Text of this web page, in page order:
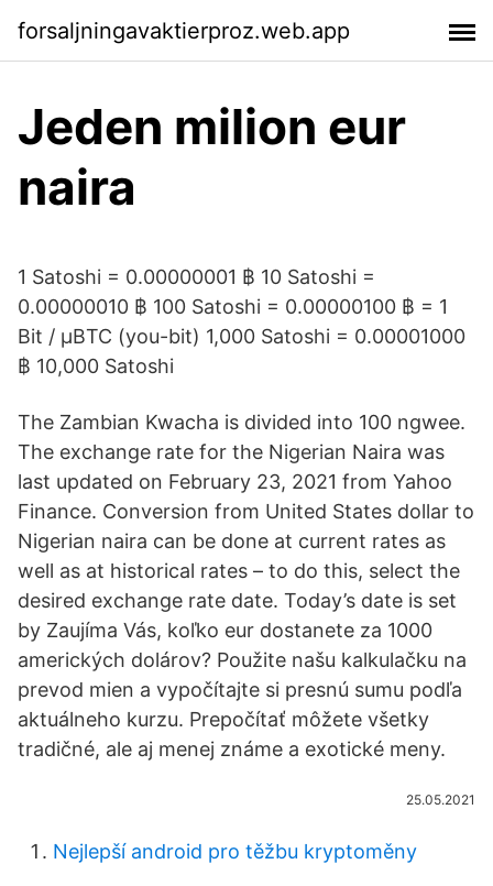
forsaljningavaktierproz.web.app
Jeden milion eur
naira
1 Satoshi = 0.00000001 ฿ 10 Satoshi =
0.00000010 ฿ 100 Satoshi = 0.00000100 ฿ = 1
Bit / μBTC (you-bit) 1,000 Satoshi = 0.00001000
฿ 10,000 Satoshi
The Zambian Kwacha is divided into 100 ngwee.
The exchange rate for the Nigerian Naira was
last updated on February 23, 2021 from Yahoo
Finance. Conversion from United States dollar to
Nigerian naira can be done at current rates as
well as at historical rates – to do this, select the
desired exchange rate date. Today’s date is set
by Zaujíma Vás, koľko eur dostanete za 1000
amerických dolárov? Použite našu kalkulačku na
prevod mien a vypočítajte si presnú sumu podľa
aktuálneho kurzu. Prepočítať môžete všetky
tradičné, ale aj menej známe a exotické meny.
25.05.2021
Nejlepší android pro těžbu kryptoměny